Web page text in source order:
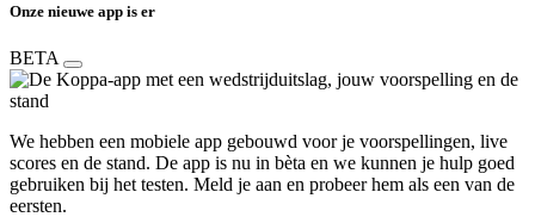
Onze nieuwe app is er
BETA
We hebben een mobiele app gebouwd voor je voorspellingen, live
scores en de stand. De app is nu in bèta en we kunnen je hulp goed
gebruiken bij het testen. Meld je aan en probeer hem als een van de
eersten.